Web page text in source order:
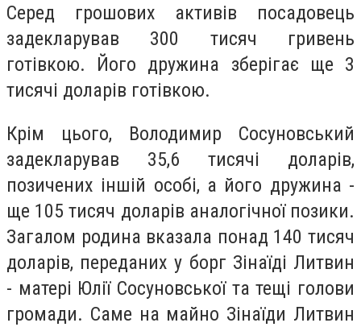
Серед грошових активів посадовець
задекларував 300 тисяч гривень
готівкою. Його дружина зберігає ще 3
тисячі доларів готівкою.
Крім цього, Володимир Сосуновський
задекларував 35,6 тисячі доларів,
позичених іншій особі, а його дружина -
ще 105 тисяч доларів аналогічної позики.
Загалом родина вказала понад 140 тисяч
доларів, переданих у борг Зінаїді Литвин
- матері Юлії Сосуновської та тещі голови
громади. Саме на майно Зінаїди Литвин